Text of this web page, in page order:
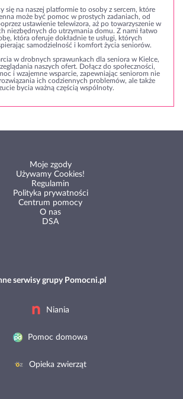
się na naszej platformie to osoby z sercem, które
może być pomoc w prostych zadaniach, od
ustawienie telewizora, aż po towarzyszenie w
niezbędnych do utrzymania domu. Z nami łatwo
która oferuje dokładnie te usługi, których
samodzielność i komfort życia seniorów.
w drobnych sprawunkach dla seniora w Kielce,
naszych ofert. Dołącz do społeczności,
i wzajemne wsparcie, zapewniając seniorom nie
ich codziennych problemów, ale także
bycia ważną częścią wspólnoty.
Moje zgody
Używamy Cookies!
Regulamin
Polityka prywatności
Centrum pomocy
O nas
DSA
serwisy grupy Pomocni.pl
Niania
Pomoc domowa
Opieka zwierząt